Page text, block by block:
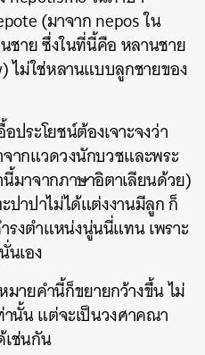
(มาจาก nepos ใน
ชาย ซึ่งในที่นี้คือ หลานชาย
ไม่ใช่หลานแบบลูกชายของ
ระโยชน์ต้องเจาะจงว่า
ากแวดวงนักบวชและพระ
มาจากภาษาอิตาเลียนด้วย)
ปาปาไม่ได้แต่งงานมีลูก ก็
รงตำแหน่งนู่นนี่แทน เพราะ
นเอง
ายคำนี้ก็ขยายกว้างขึ้น ไม่
านั้น แต่จะเป็นวงศาคณา
ช่นกัน
LINE EMAIL